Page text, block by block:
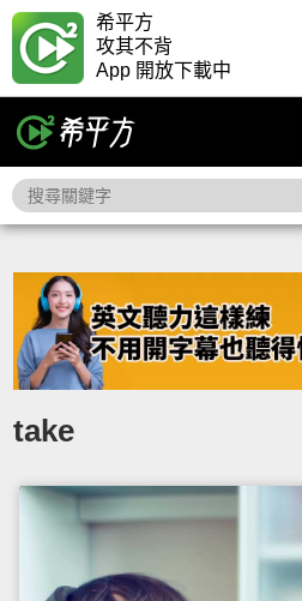
希平方
攻其不背
App 開放下載中
take